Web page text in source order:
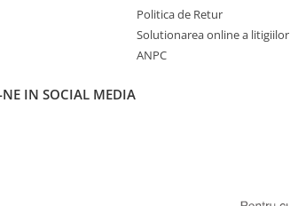
Politica de Retur
Solutionarea online a litigiilor
ANPC
NE IN SOCIAL MEDIA